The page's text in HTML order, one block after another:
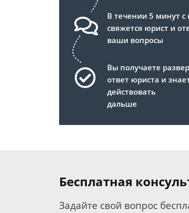
В течении 5 минут с
свяжется юрист и
ваши вопросы
Вы получаете
ответ юриста и
действовать
дальше
Бесплатная
Задайте свой вопрос